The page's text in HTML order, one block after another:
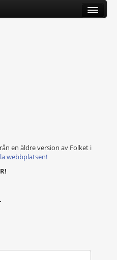
en äldre version av Folket i
webbplatsen!